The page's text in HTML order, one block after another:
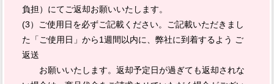
負担）にてご返却お願いいたします。
(3）ご使用日を必ずご記載ください。ご記載いただきまし
た「ご使用日」から1週間以内に、弊社に到着するよう ご
返送
お願いいたします。返却予定日が過ぎても返却されな